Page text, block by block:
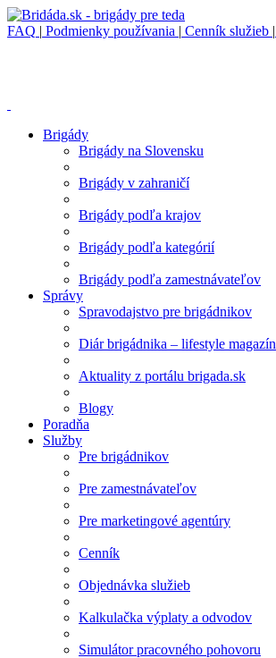
FAQ | Podmienky používania | Cenník služieb |
Brigády
Brigády na Slovensku
Brigády v zahraničí
Brigády podľa krajov
Brigády podľa kategórií
Brigády podľa zamestnávateľov
Správy
Spravodajstvo pre brigádnikov
Diár brigádnika – lifestyle magazín
Aktuality z portálu brigada.sk
Blogy
Poradňa
Služby
Pre brigádnikov
Pre zamestnávateľov
Pre marketingové agentúry
Cenník
Objednávka služieb
Kalkulačka výplaty a odvodov
Simulátor pracovného pohovoru